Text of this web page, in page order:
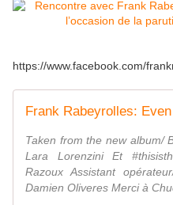
https://www.facebook.com/
Frank Rabeyrolles:
Taken from the new album/
Lara Lorenzini Et
Razoux Assistant
Damien Oliveres Merci à